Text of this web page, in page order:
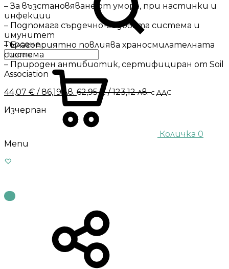
Търсене
Количка 0
Menu
– За възстановяване от умора, при настинки и
инфекции
– Подпомага сърдечно-съдовата система и
имунитет
– Благоприятно повлиява храносмилателната
система
– Природен антибиотик, сертифициран от Soil
Association
44,07 € / 86,19 лв. 62,95€/ 123,12 лв.с ДДС
Изчерпан